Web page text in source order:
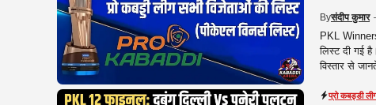
Byसंदीप कुमार
PKL
लिस्ट दी गई
विस्तार से
प्रो कबड्डी